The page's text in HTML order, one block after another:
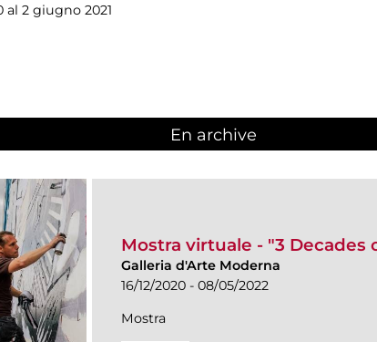
2 giugno 2021
En archive
Mostra virtuale - "3 Decades
Galleria d'Arte Moderna
16/12/2020 - 08/05/2022
Mostra